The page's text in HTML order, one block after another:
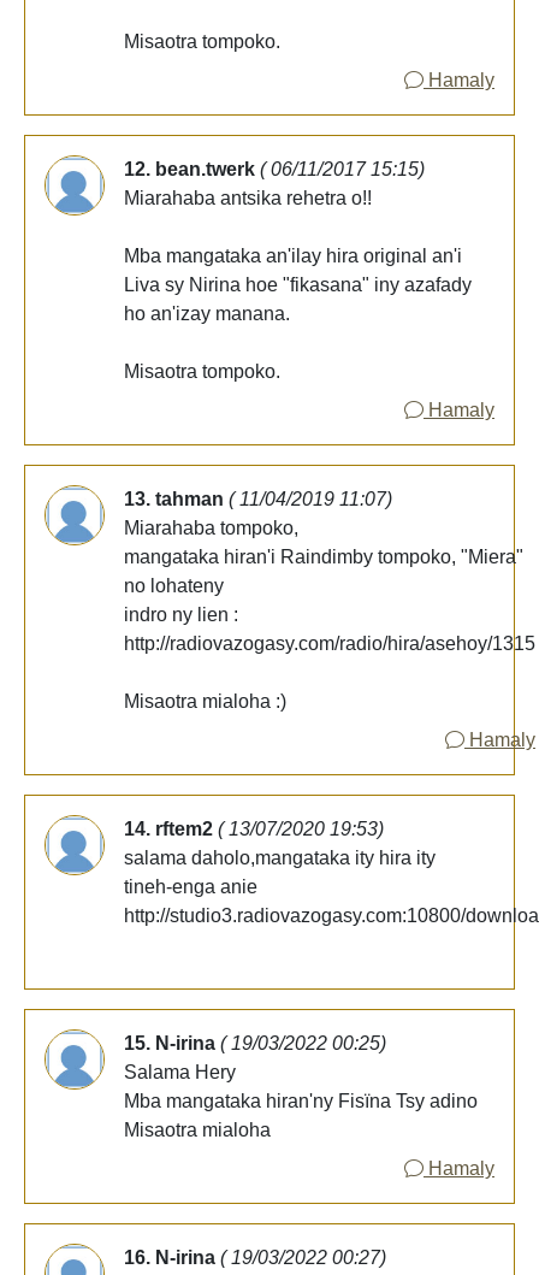
Misaotra tompoko.
Hamaly
12. bean.twerk ( 06/11/2017 15:15)
Miarahaba antsika rehetra o!!
Mba mangataka an'ilay hira original an'i
Liva sy Nirina hoe "fikasana" iny azafady
ho an'izay manana.
Misaotra tompoko.
Hamaly
13. tahman ( 11/04/2019 11:07)
Miarahaba tompoko,
mangataka hiran'i Raindimby tompoko, "Miera"
no lohateny
indro ny lien :
http://radiovazogasy.com/radio/hira/asehoy/1315
Misaotra mialoha :)
Hamaly
14. rftem2 ( 13/07/2020 19:53)
salama daholo,mangataka ity hira ity
tineh-enga anie
http://studio3.radiovazogasy.com:10800/
15. N-irina ( 19/03/2022 00:25)
Salama Hery
Mba mangataka hiran'ny Fisïna Tsy adino
Misaotra mialoha
Hamaly
16. N-irina ( 19/03/2022 00:27)